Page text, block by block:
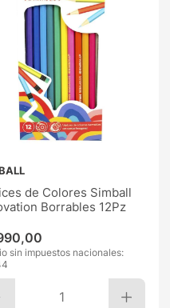
de Colores Simball
Borrables 12Pz
,00
sin impuestos nacionales:
1